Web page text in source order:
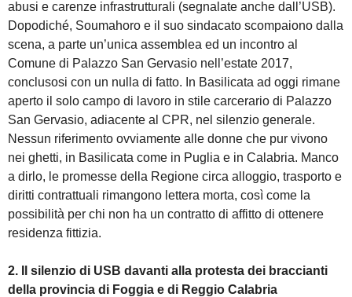
abusi e carenze infrastrutturali (segnalate anche dall’USB).
Dopodiché, Soumahoro e il suo sindacato scompaiono dalla
scena, a parte un’unica assemblea ed un incontro al
Comune di Palazzo San Gervasio nell’estate 2017,
conclusosi con un nulla di fatto. In Basilicata ad oggi rimane
aperto il solo campo di lavoro in stile carcerario di Palazzo
San Gervasio, adiacente al CPR, nel silenzio generale.
Nessun riferimento ovviamente alle donne che pur vivono
nei ghetti, in Basilicata come in Puglia e in Calabria. Manco
a dirlo, le promesse della Regione circa alloggio, trasporto e
diritti contrattuali rimangono lettera morta, così come la
possibilità per chi non ha un contratto di affitto di ottenere
residenza fittizia.
2. Il silenzio di USB davanti alla protesta dei braccianti
della provincia di Foggia e di Reggio Calabria